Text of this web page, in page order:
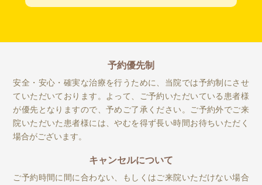
カ
予約優先制
安全・安心・確実な治療を行うために、当院では予約制にさせ
ていただいております。よって、ご予約いただいている患者様
が優先となりますので、予めご了承ください。ご予約外でご来
院いただいた患者様には、やむを得ず長い時間お待ちいただく
場合がございます。
キャンセルについて
ご予約時間に間に合わない、もしくはご来院いただけない場合